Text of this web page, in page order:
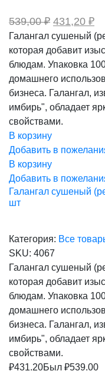
539,00₽
539,00 ₽.
431,20 ₽
Галангал сушеный
которая добавит
блюдам. Упаковка
домашнего
бизнеса. Галангал,
имбирь", обладает
свойствами.
В корзину
Добавить в
В корзину
Добавить в
Галангал сушеный
шт
Категория: Все
SKU: 4067
Галангал сушеный
которая добавит
блюдам. Упаковка
домашнего
бизнеса. Галангал,
имбирь", обладает
свойствами.
₽431.20Был ₽539.00